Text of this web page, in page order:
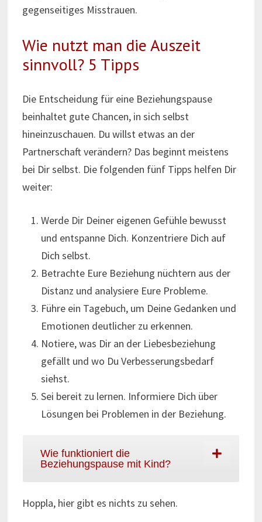
gegenseitiges Misstrauen.
Wie nutzt man die Auszeit
sinnvoll? 5 Tipps
Die Entscheidung für eine Beziehungspause
beinhaltet gute Chancen, in sich selbst
hineinzuschauen. Du willst etwas an der
Partnerschaft verändern? Das beginnt meistens
bei Dir selbst. Die folgenden fünf Tipps helfen Dir
weiter:
Werde Dir Deiner eigenen Gefühle bewusst
und entspanne Dich. Konzentriere Dich auf
Dich selbst.
Betrachte Eure Beziehung nüchtern aus der
Distanz und analysiere Eure Probleme.
Führe ein Tagebuch, um Deine Gedanken und
Emotionen deutlicher zu erkennen.
Notiere, was Dir an der Liebesbeziehung
gefällt und wo Du Verbesserungsbedarf
siehst.
Sei bereit zu lernen. Informiere Dich über
Lösungen bei Problemen in der Beziehung.
Wie funktioniert die
Beziehungspause mit Kind?
Hoppla, hier gibt es nichts zu sehen.